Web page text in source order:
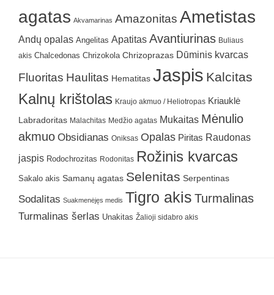
agatas Akvamarinas Amazonitas Ametistas
Andų opalas Angelitas Apatitas Avantiurinas Buliaus
akis Chalcedonas Chrizokola Chrizoprazas Dūminis kvarcas
Fluoritas Haulitas Hematitas Jaspis Kalcitas
Kalnų krištolas Kraujo akmuo / Heliotropas Kriauklė
Labradoritas Malachitas Medžio agatas Mukaitas Mėnulio
akmuo Obsidianas Oniksas Opalas Piritas Raudonas
jaspis Rodochrozitas Rodonitas Rožinis kvarcas
Sakalo akis Samanų agatas Selenitas Serpentinas
Sodalitas Suakmenėjęs medis Tigro akis Turmalinas
Turmalinas šerlas Unakitas Žalioji sidabro akis